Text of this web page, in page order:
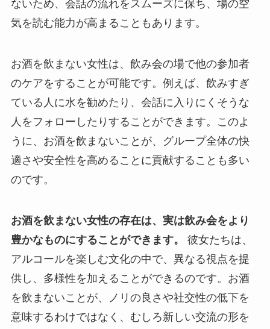
ないため、会話の流れをスムーズに保ち、場の空
気を読む能力が高まることもあります。
お酒を飲まない女性は、飲み会の場で他の参加者
のケアをすることが可能です。例えば、飲みすぎ
ている人に水を勧めたり、会話に入りにくそうな
人をフォローしたりすることができます。このよ
うに、お酒を飲まないことが、グループ全体の快
適さや安全性を高めることに貢献することも多い
のです。
お酒を飲まない女性の存在は、実は飲み会をより
豊かなものにすることができます。
彼女たちは、
アルコールを楽しむ文化の中で、異なる視点を提
供し、多様性を加えることができるのです。お酒
を飲まないことが、ノリの良さや社交性の低下を
意味するわけではなく、むしろ新しい交流の形を